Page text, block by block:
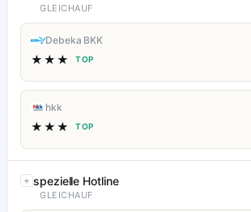
GLEICHAUF
Debeka BKK
★★★ TOP
hkk
★★★ TOP
spezielle Hotline
GLEICHAUF